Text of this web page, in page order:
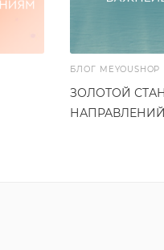
БЛОГ MEYOUSHOP
ЗОЛОТОЙ
НАПРАВЛЕНИЙ